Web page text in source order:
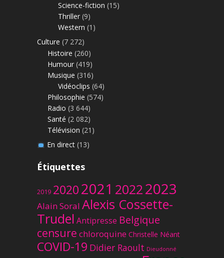
Science-fiction (15)
Thriller (9)
Western (1)
Culture (7 272)
Histoire (260)
Humour (419)
Musique (316)
Vidéoclips (64)
Philosophie (574)
Radio (3 644)
Santé (2 082)
Télévision (21)
En direct(13)
Étiquettes
2019 20202021 20222023
Alain Soral Alexis Cossette-
Trudel Antipresse Belgique
censure chloroquine Christelle Néant
COVID-19 Didier Raoult Dieudonné